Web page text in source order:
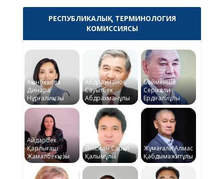
РЕСПУБЛИКАЛЫҚ ТЕРМИНОЛОГИЯ
КОМИССИЯСЫ
Ақынбекова
Динара
Нұрғалиқызы
Абдрахманов
Сауытбек
Абдрахманұлы
Байменше
Серікқали
Ердіғалиұлы
Айдарбек
Қарлығаш
Жамалбекқызы
Әлісжан Сарқыт
Қалымұлы
Жұмағали Алмас
Қабдымәжитұлы